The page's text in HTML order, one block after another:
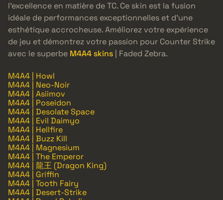
l’excellence en matière de TC. Ce skin est la fusion
idéale de performances exceptionnelles et d’une
esthétique accrocheuse. Améliorez votre expérience
de jeu et démontrez votre passion pour Counter Strike
avec le superbe M4A4 skins | Faded Zebra.
M4A4 | Howl
M4A4 | Neo-Noir
M4A4 | Asiimov
M4A4 | Poseidon
M4A4 | Desolate Space
M4A4 | Evil Daimyo
M4A4 | Hellfire
M4A4 | Buzz Kill
M4A4 | Magnesium
M4A4 | The Emperor
M4A4 | 龍王 (Dragon King)
M4A4 | Griffin
M4A4 | Tooth Fairy
M4A4 | Desert-Strike